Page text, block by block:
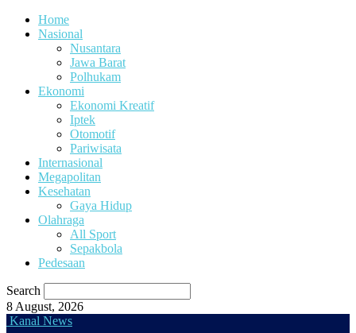
Home
Nasional
Nusantara
Jawa Barat
Polhukam
Ekonomi
Ekonomi Kreatif
Iptek
Otomotif
Pariwisata
Internasional
Megapolitan
Kesehatan
Gaya Hidup
Olahraga
All Sport
Sepakbola
Pedesaan
Search
8 August, 2026
Kanal News